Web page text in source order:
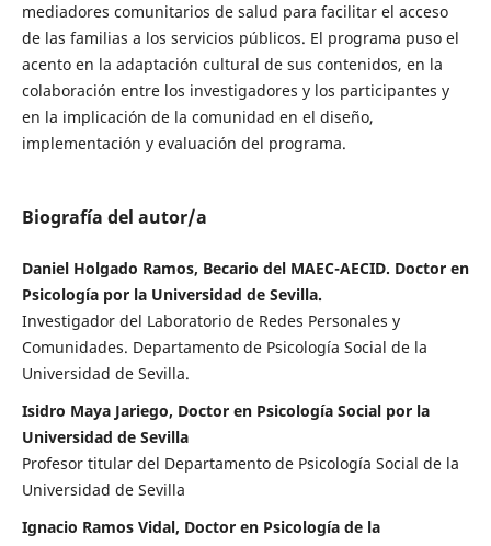
mediadores comunitarios de salud para facilitar el acceso
de las familias a los servicios públicos. El programa puso el
acento en la adaptación cultural de sus contenidos, en la
colaboración entre los investigadores y los participantes y
en la implicación de la comunidad en el diseño,
implementación y evaluación del programa.
Biografía del autor/a
Daniel Holgado Ramos, Becario del MAEC-AECID. Doctor en
Psicología por la Universidad de Sevilla.
Investigador del Laboratorio de Redes Personales y
Comunidades. Departamento de Psicología Social de la
Universidad de Sevilla.
Isidro Maya Jariego, Doctor en Psicología Social por la
Universidad de Sevilla
Profesor titular del Departamento de Psicología Social de la
Universidad de Sevilla
Ignacio Ramos Vidal, Doctor en Psicología de la